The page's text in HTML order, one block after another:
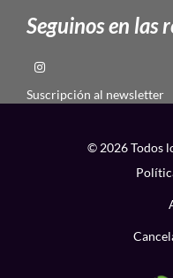
Seguinos en las
Suscripción al newsletter
© 2026 Todos